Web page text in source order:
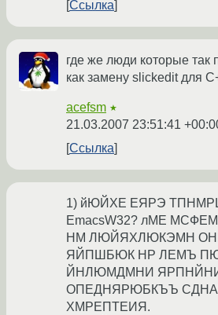
Ссылка
где же люди которые так
как замену slickedit для
acefsm ★
21.03.2007 23:51:41
Ссылка
1) йЮЙХЕ ЕЯРЭ
EmacsW32? лМЕ
НМ ЛЮЙЯХЛЮКЭМН
ЯЙПШБЮК НР ЛЕМЪ
ЙНЛЮМДМНИ
ОПЕДНЯРЮБКЪЪ
ХМРЕПТЕИЯ.